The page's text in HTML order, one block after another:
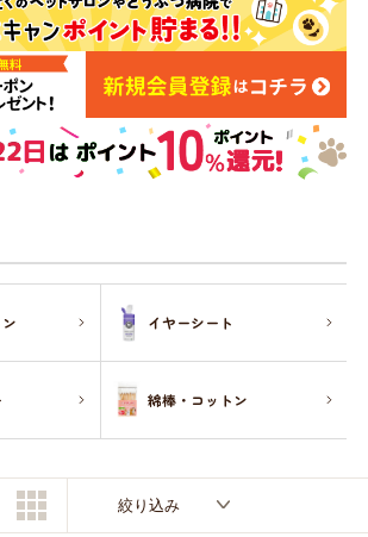
キャットフード
服・おさんぽ用品
）
シニアサポート
パスについて
ス
イヤーシート
綿棒・コットン
絞り込み